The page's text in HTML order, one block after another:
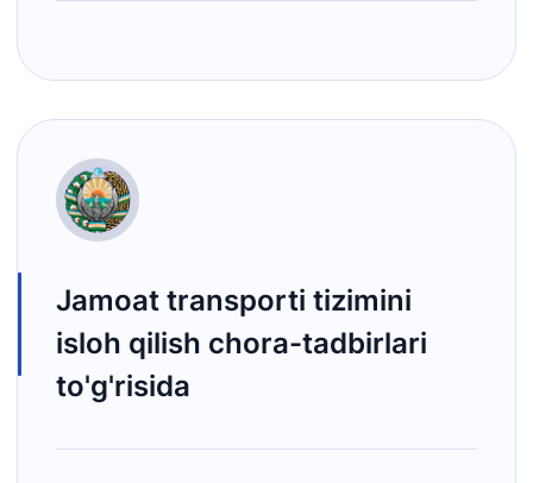
Jamoat transporti tizimini
isloh qilish chora-tadbirlari
to'g'risida